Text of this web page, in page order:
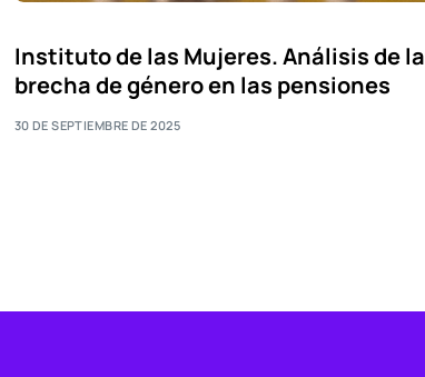
Instituto de las Mujeres. Análisis de la
brecha de género en las pensiones
30 DE SEPTIEMBRE DE 2025